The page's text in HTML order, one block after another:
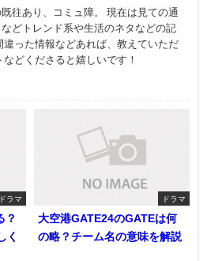
往あり、コミュ障。 現在は見ての通
どトレンド系や生活のネタなどの記
った情報などあれば、教えていただ
どくださると嬉しいです！
ドラマ
？
く
ドラマ
大空港GATE24のGATEは何
の略？チーム名の意味を解説